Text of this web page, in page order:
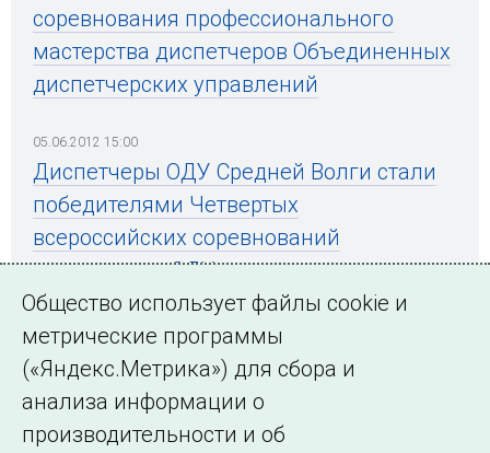
соревнования профессионального
мастерства диспетчеров Объединенных
диспетчерских управлений
05.06.2012 15:00
Диспетчеры ОДУ Средней Волги стали
победителями Четвертых
всероссийских соревнований
диспетчеров ОДУ
← Все публикации
Общество использует файлы cookie и
метрические программы
(«Яндекс.Метрика») для сбора и
анализа информации о
производительности и об